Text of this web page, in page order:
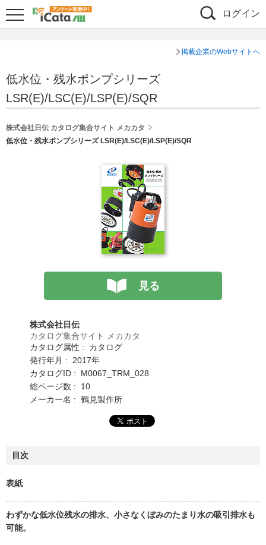
ログイン
掲載企業のWebサイトへ
低水位・残水ポンプシリーズ
LSR(E)/LSC(E)/LSP(E)/SQR
株式会社日伝 カタログ集合サイト メカカタ
低水位・残水ポンプシリーズ LSR(E)/LSC(E)/LSP(E)/SQR
見る
株式会社日伝
カタログ集合サイト メカカタ
カタログ属性 : カタログ
発行年月 : 2017年
カタログID : M0067_TRM_028
総ページ数 : 10
メーカー名 : 鶴見製作所
目次
表紙
わずかな低水位残水の排水、小さなくぼみのたまり水の吸引排水も
可能。